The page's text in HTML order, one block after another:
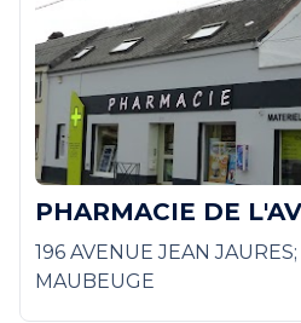
PHARMACIE DE
196 AVENUE JEAN
MAUBEUGE